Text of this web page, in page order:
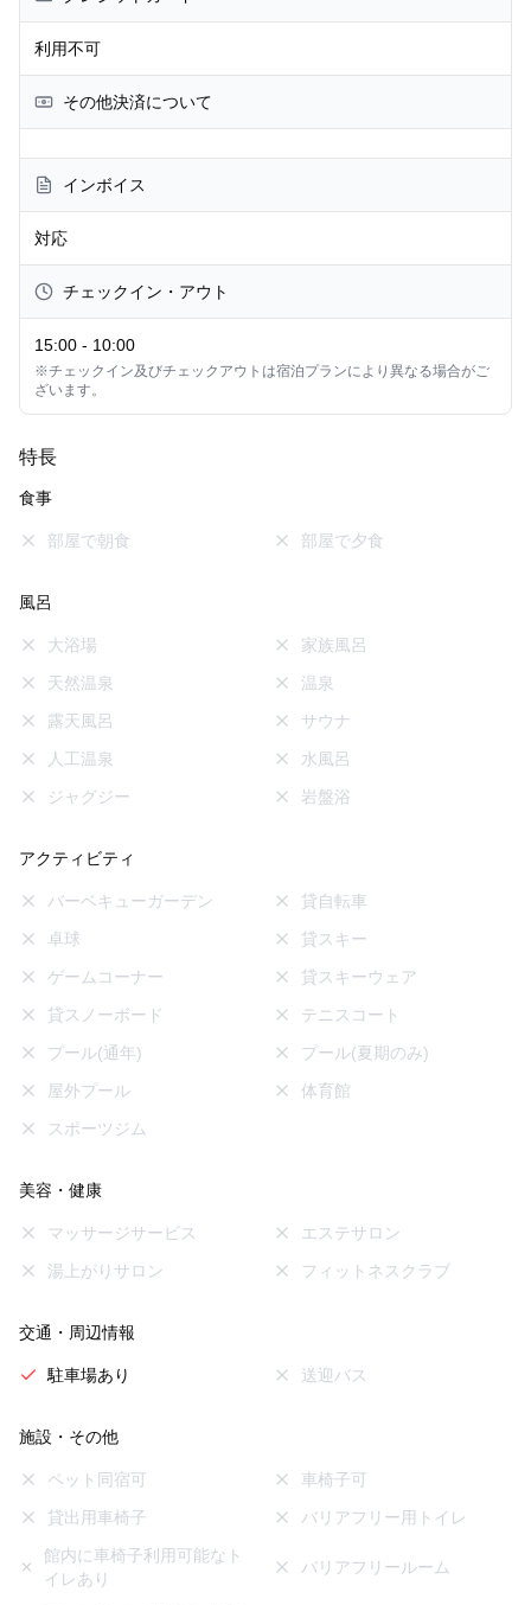
利用不可
その他決済について
インボイス
対応
チェックイン・アウト
15:00 - 10:00
※チェックイン及びチェックアウトは宿泊プランにより異なる場合がご
ざいます。
特長
食事
部屋で朝食 部屋で夕食
風呂
大浴場
家族風呂
天然温泉
温泉
露天風呂
サウナ
人工温泉
水風呂
ジャグジー
岩盤浴
アクティビティ
バーベキューガーデン
貸自転車
卓球
貸スキー
ゲームコーナー
貸スキーウェア
貸スノーボード
テニスコート
プール(通年)
プール(夏期のみ)
屋外プール
体育館
スポーツジム
美容・健康
マッサージサービス
エステサロン
湯上がりサロン
フィットネスクラブ
交通・周辺情報
駐車場あり 送迎バス
施設・その他
ペット同宿可
車椅子可
貸出用車椅子
バリアフリー用トイレ
館内に車椅子利用可能なト
イレあり
バリアフリールーム